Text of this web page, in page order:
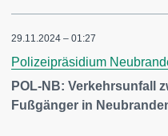
29.11.2024 – 01:27
Polizeipräsidium
POL-NB: Verkehrsunfall
Fußgänger in